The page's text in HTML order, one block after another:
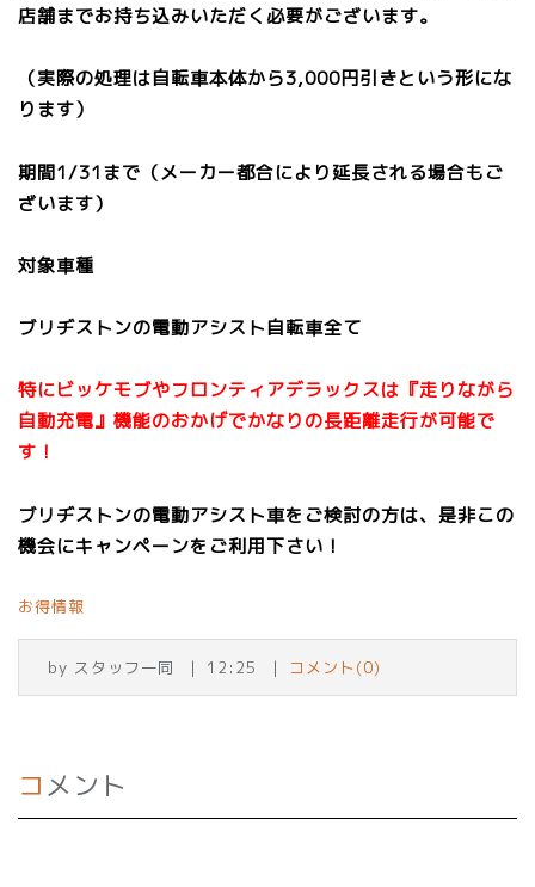
店舗までお持ち込みいただく必要がございます。
（実際の処理は自転車本体から3,000円引きという形にな
ります）
期間1/31まで（メーカー都合により延長される場合もご
ざいます）
対象車種
ブリヂストンの電動アシスト自転車全て
特にビッケモブやフロンティアデラックスは『走りながら
自動充電』機能のおかげでかなりの長距離走行が可能で
す！
ブリヂストンの電動アシスト車をご検討の方は、是非この
機会にキャンペーンをご利用下さい！
お得情報
by スタッフ一同 12:25 コメント(0)
コメント